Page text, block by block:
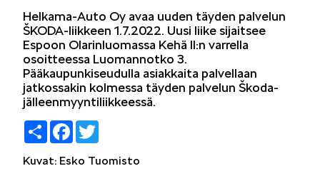
ŠKODA SPONSOROI
Helkama-Auto Oy avaa uuden täyden palvelun
ŠKODA-liikkeen 1.7.2022. Uusi liike sijaitsee
Espoon Olarinluomassa Kehä II:n varrella
osoitteessa Luomannotko 3.
Pääkaupunkiseudulla asiakkaita palvellaan
jatkossakin kolmessa täyden palvelun Škoda-
jälleenmyyntiliikkeessä.
Share Facebook
Kuvat: Esko Tuomisto